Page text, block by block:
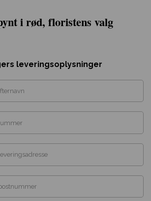
i rød, floristens valg
leveringsoplysninger